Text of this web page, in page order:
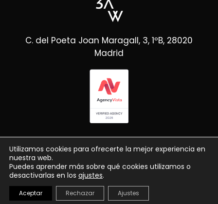
C. del Poeta Joan Maragall, 3, 1ºB, 28020
Madrid
© Copyright 3AW2026
Utilizamos cookies para ofrecerte la mejor experiencia en
nuestra web.
Puedes aprender más sobre qué cookies utilizamos o
desactivarlas en los ajustes.
Aceptar Rechazar Ajustes